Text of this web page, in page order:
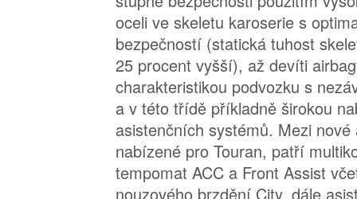
oceli ve skeletu karoserie s
bezpečností (statická tuhost
25 procent vyšší), až devíti
charakteristikou podvozku s
a v této třídě příkladně širokou
asistenčních systémů. Mezi
nabízené pro Touran, patří
tempomat ACC a Front Assist
nouzového brzdění City, dále